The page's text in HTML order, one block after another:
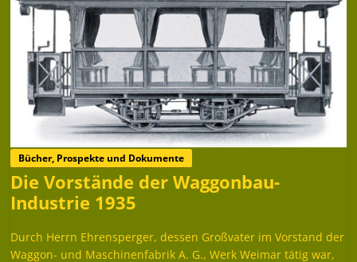
Bücher, Prospekte und Dokumente
Die Vorstände der Waggonbau-
Industrie 1935
Durch Herrn Ehrensperger, dessen Großvater im Vorstand der
Waggon- und Maschinenfabrik A. G., Werk Weimar tätig war,